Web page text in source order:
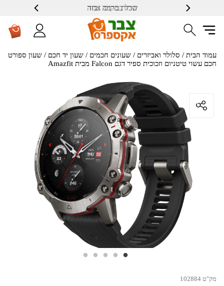
הכל במקום אחד
שרות ברמה גבוה
עמוד הבית / סלולר ואביזרים / שעונים חכמים / שעון יד חכם / שעון ספורט
חכם עשוי טיטניום וזכוכית ספיר דגם Falcon מבית Amazfit
מק"ט 102884